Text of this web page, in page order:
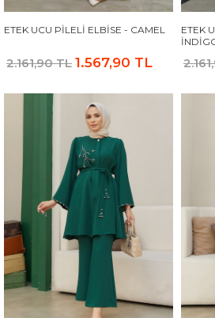
ETEK UCU PILELI ELBISE - CAMEL
2.161,90 TL 1.567,90 TL
ETEK